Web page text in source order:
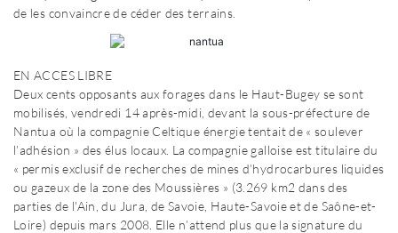
de les convaincre de céder des terrains.
EN ACCES LIBRE
Deux cents opposants aux forages dans le Haut-Bugey se sont
mobilisés, vendredi 14 après-midi, devant la sous-préfecture de
Nantua où la compagnie Celtique énergie tentait de « soulever
l’adhésion » des élus locaux. La compagnie galloise est titulaire du
« permis exclusif de recherches de mines d’hydrocarbures liquides
ou gazeux de la zone des Moussières » (3.269 km2 dans des
parties de l'Ain, du Jura, de Savoie, Haute-Savoie et de Saône-et-
Loire) depuis mars 2008. Elle n’attend plus que la signature du